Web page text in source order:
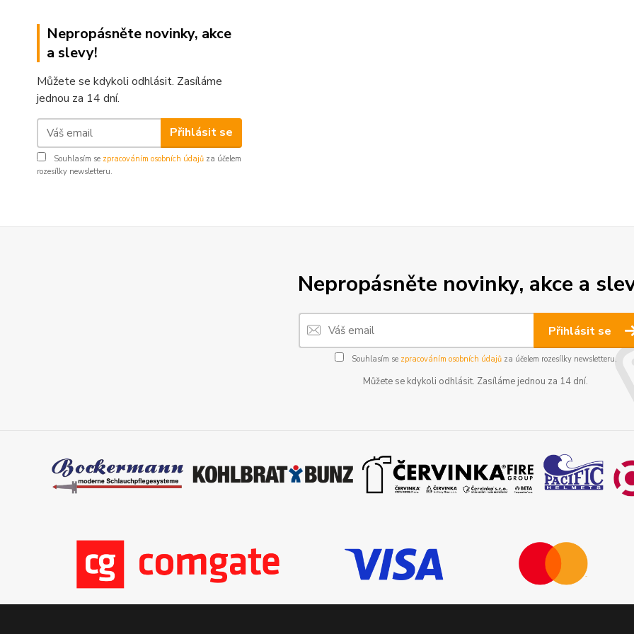
Nepropásněte novinky, akce
a slevy!
Můžete se kdykoli odhlásit. Zasíláme
jednou za 14 dní.
Přihlásit se
Souhlasím se zpracováním osobních údajů za účelem
rozesílky newsletteru.
Nepropásněte novinky, akce a
Přihlásit se
Souhlasím se zpracováním osobních údajůza účelem rozesílky newsletteru.
Můžete se kdykoli odhlásit. Zasíláme jednou za 14 dní.